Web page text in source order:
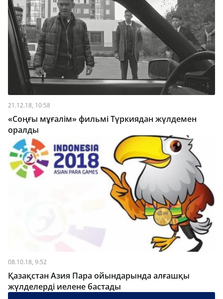
21.12.18, 10:58
«Соңғы мұғалім» фильмі Түркиядан жүлдемен
оралды
08.10.18, 9:52
Қазақстан Азия Пара ойындарында алғашқы
жүлделерді иелене бастады